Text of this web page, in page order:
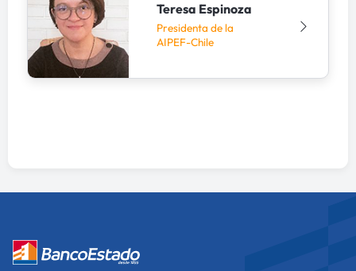
Teresa Espinoza
Presidenta de la
AIPEF-Chile